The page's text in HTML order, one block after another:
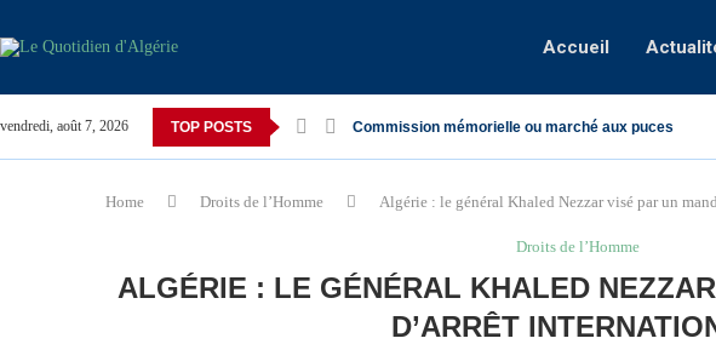
Accueil
vendredi, août 7, 2026 TOP POSTS Commission mémorielle ou marché aux puces
Home Droits de l’Homme Algérie : le général Khaled Nezzar visé par un
Droits de l’Homme
ALGÉRIE : LE GÉNÉRAL KHALED
D’ARRÊT